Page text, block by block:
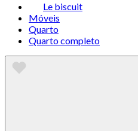
Le biscuit
Móveis
Quarto
Quarto completo